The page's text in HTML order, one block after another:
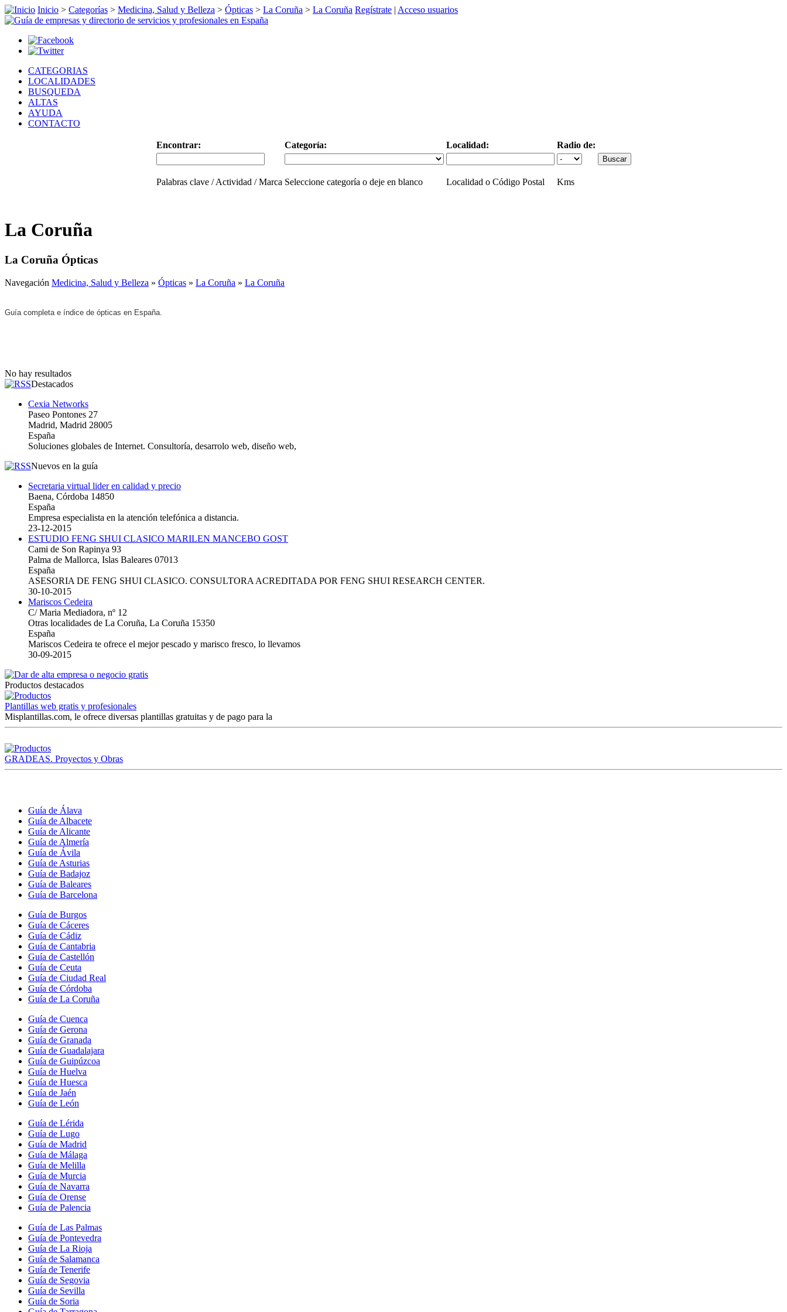
Inicio > Categorías > Medicina, Salud y Belleza > Ópticas > La Coruña > La Coruña Regístrate | Acceso usuarios
CATEGORIAS
LOCALIDADES
BUSQUEDA
ALTAS
AYUDA
CONTACTO
Encontrar: Categoría: Localidad: Radio de:
Palabras clave / Actividad / Marca Seleccione categoría o deje en blanco Localidad o Código Postal Kms
La Coruña
La Coruña Ópticas
Navegación Medicina, Salud y Belleza » Ópticas » La Coruña » La Coruña
Guía completa e índice de ópticas en España.
No hay resultados
Destacados
Cexia Networks
Paseo Pontones 27
Madrid, Madrid 28005
España
Soluciones globales de Internet. Consultoría, desarrolo web, diseño web,
Nuevos en la guía
Secretaria virtual lider en calidad y precio
Baena, Córdoba 14850
España
Empresa especialista en la atención telefónica a distancia.
23-12-2015
ESTUDIO FENG SHUI CLASICO MARILEN MANCEBO GOST
Cami de Son Rapinya 93
Palma de Mallorca, Islas Baleares 07013
España
ASESORIA DE FENG SHUI CLASICO. CONSULTORA ACREDITADA POR FENG SHUI RESEARCH CENTER.
30-10-2015
Mariscos Cedeira
C/ Maria Mediadora, nº 12
Otras localidades de La Coruña, La Coruña 15350
España
Mariscos Cedeira te ofrece el mejor pescado y marisco fresco, lo llevamos
30-09-2015
Productos destacados
Plantillas web gratis y profesionales
Misplantillas.com, le ofrece diversas plantillas gratuitas y de pago para la
GRADEAS. Proyectos y Obras
Guía de Álava
Guía de Albacete
Guía de Alicante
Guía de Almería
Guía de Ávila
Guía de Asturias
Guía de Badajoz
Guía de Baleares
Guía de Barcelona
Guía de Burgos
Guía de Cáceres
Guía de Cádiz
Guía de Cantabria
Guía de Castellón
Guía de Ceuta
Guía de Ciudad Real
Guía de Córdoba
Guía de La Coruña
Guía de Cuenca
Guía de Gerona
Guía de Granada
Guía de Guadalajara
Guía de Guipúzcoa
Guía de Huelva
Guía de Huesca
Guía de Jaén
Guía de León
Guía de Lérida
Guía de Lugo
Guía de Madrid
Guía de Málaga
Guía de Melilla
Guía de Murcia
Guía de Navarra
Guía de Orense
Guía de Palencia
Guía de Las Palmas
Guía de Pontevedra
Guía de La Rioja
Guía de Salamanca
Guía de Tenerife
Guía de Segovia
Guía de Sevilla
Guía de Soria